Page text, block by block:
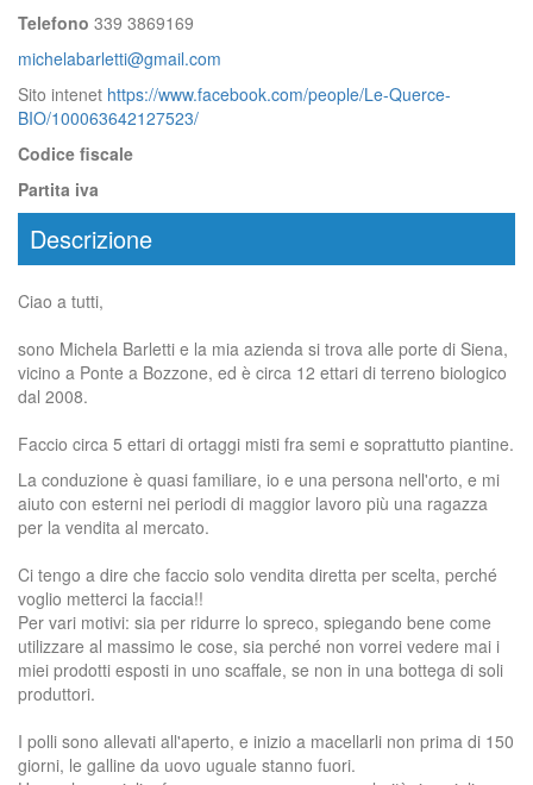
Telefono 339 3869169
michelabarletti@gmail.com
Sito intenet https://www.facebook.com/people/Le-Querce-
BIO/100063642127523/
Codice fiscale
Partita iva
Descrizione
Ciao a tutti,
sono Michela Barletti e la mia azienda si trova alle porte di Siena,
vicino a Ponte a Bozzone, ed è circa 12 ettari di terreno biologico
dal 2008.
Faccio circa 5 ettari di ortaggi misti fra semi e soprattutto piantine.
La conduzione è quasi familiare, io e una persona nell'orto, e mi
aiuto con esterni nei periodi di maggior lavoro più una ragazza
per la vendita al mercato.
Ci tengo a dire che faccio solo vendita diretta per scelta, perché
voglio metterci la faccia!!
Per vari motivi: sia per ridurre lo spreco, spiegando bene come
utilizzare al massimo le cose, sia perché non vorrei vedere mai i
miei prodotti esposti in uno scaffale, se non in una bottega di soli
produttori.
I polli sono allevati all'aperto, e inizio a macellarli non prima di 150
giorni, le galline da uovo uguale stanno fuori.